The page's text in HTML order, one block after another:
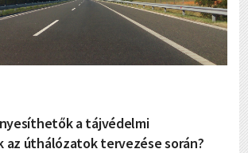
a tájvédelmi
az úthálózatok tervezése során?